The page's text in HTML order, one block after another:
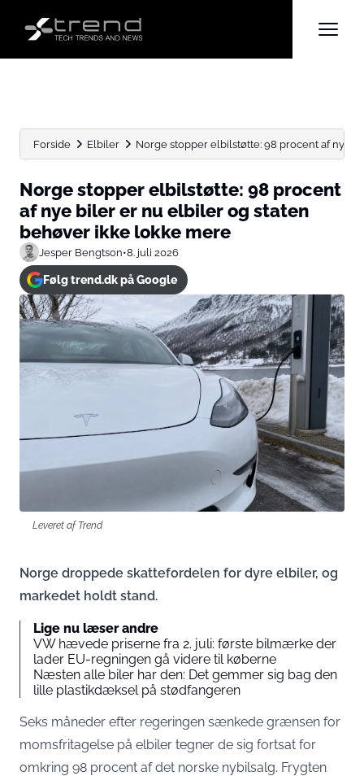
Forside Elbiler Norge stopper elbilstøtte: 98 procent af nye
Norge stopper elbilstøtte: 98 procent
af nye biler er nu elbiler og staten
behøver ikke lokke mere
Jesper Bengtson•8. juli 2026
Følg trend.dk på Google
Leveret af Trend
Norge droppede skattefordelen for dyre elbiler, og
markedet holdt stand.
Lige nu læser andre
VW hævede priserne fra 2. juli: første bilmærke der
lader EU-regningen gå videre til køberne
Næsten alle biler har den: Det gemmer sig bag den
lille plastikdæksel på stødfangeren
Seks måneder efter regeringen sænkede grænsen for
momsfritagelse på elbiler tegner de sig fortsat for
omkring 98 procent af det norske nybilsalg. Frygten